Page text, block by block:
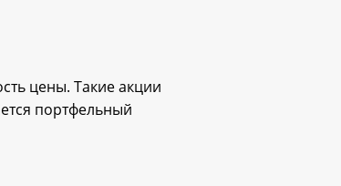
цены. Такие акции
портфельный